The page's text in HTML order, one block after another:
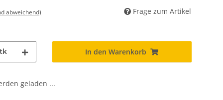
abweichend) Frage zum Artikel
In den Warenkorb
geladen ...